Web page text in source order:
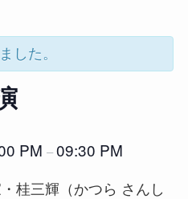
した。
PM –09:30 PM
桂三輝（かつら さんし